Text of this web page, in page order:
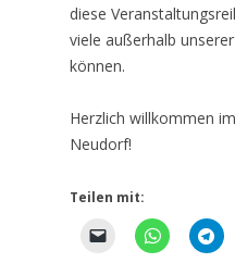
diese
viele außerhalb
können.
Herzlich willkommen
Neudorf!
Teilen mit: